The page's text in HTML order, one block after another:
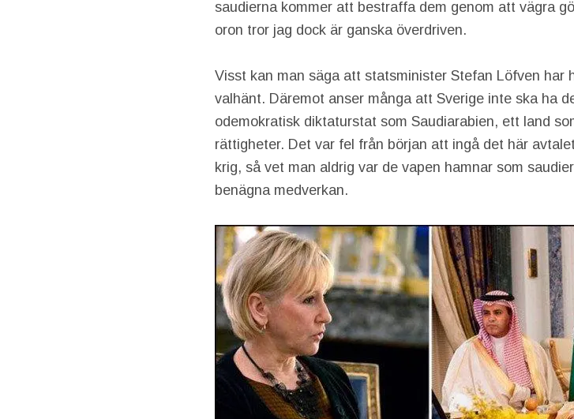
saudierna kommer att bestraffa dem genom att vägra
oron tror jag dock är ganska överdriven.
Visst kan man säga att statsminister Stefan Löfven har
valhänt. Däremot anser många att Sverige inte ska ha
odemokratisk diktaturstat som Saudiarabien, ett land
rättigheter. Det var fel från början att ingå det här
krig, så vet man aldrig var de vapen hamnar som
benägna medverkan.